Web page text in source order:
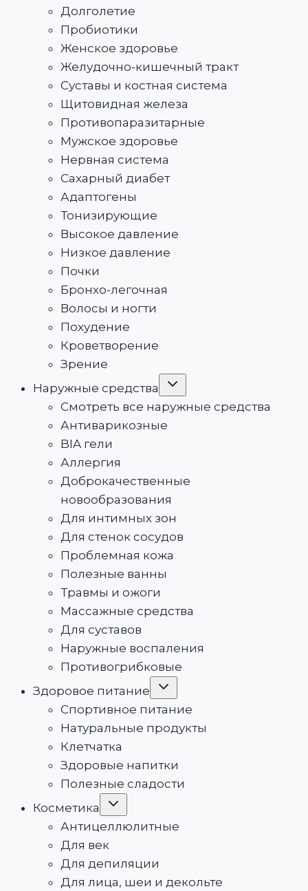
Долголетие
Пробиотики
Женское здоровье
Желудочно-кишечный тракт
Суставы и костная система
Щитовидная железа
Противопаразитарные
Мужское здоровье
Нервная система
Сахарный диабет
Адаптогены
Тонизирующие
Высокое давление
Низкое давление
Почки
Бронхо-легочная
Волосы и ногти
Похудение
Кроветворение
Зрение
Наружные средства
Смотреть все наружные средства
Антиварикозные
BIA гели
Аллергия
Доброкачественные
новообразования
Для интимных зон
Для стенок сосудов
Проблемная кожа
Полезные ванны
Травмы и ожоги
Массажные средства
Для суставов
Наружные воспаления
Противогрибковые
Здоровое питание
Спортивное питание
Натуральные продукты
Клетчатка
Здоровые напитки
Полезные сладости
Косметика
Антицеллюлитные
Для век
Для депиляции
Для лица, шеи и декольте